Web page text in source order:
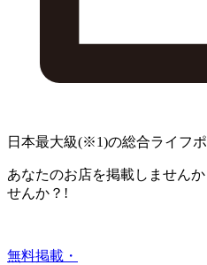
日本最大級(※1)の総合ライフ
あなたのお店を掲載しませんか
せんか？!
無料掲載・